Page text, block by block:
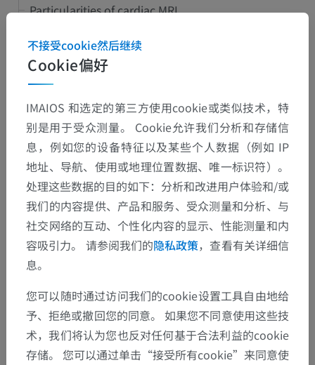
Particularities of cardiac MRI
Cardiac synchronization methods (cardiac gating)
Slice planes in cardiac MRI
Functional cardiac imaging
Phase-contrast velocity imaging
First pass myocardial perfusion MRI
Delayed Enhancement MRI (DE-MRI)
Coronary MR angiography
资讯
ISBN 978-1847537768
Cookie偏好
不接受cookie然后继续
IMAIOS 和选定的第三方使用cookie或类似技术，特
别是用于受众测量。 Cookie允许我们分析和存储信
息，例如您的设备特征以及某些个人数据（例如 IP
地址、导航、使用或地理位置数据、唯一标识符）。
处理这些数据的目的如下：分析和改进用户体验和/或
我们的内容提供、产品和服务、受众测量和分析、与
社交网络的互动、个性化内容的显示、性能测量和内
容吸引力。 请参阅我们的隐私政策，查看有关详细信
息。
您可以随时通过访问我们的cookie设置工具自由地给
予、拒绝或撤回您的同意。 如果您不同意使用这些技
术，我们将认为您也反对任何基于合法利益的cookie
存储。 您可以通过单击“接受所有cookie”来同意使